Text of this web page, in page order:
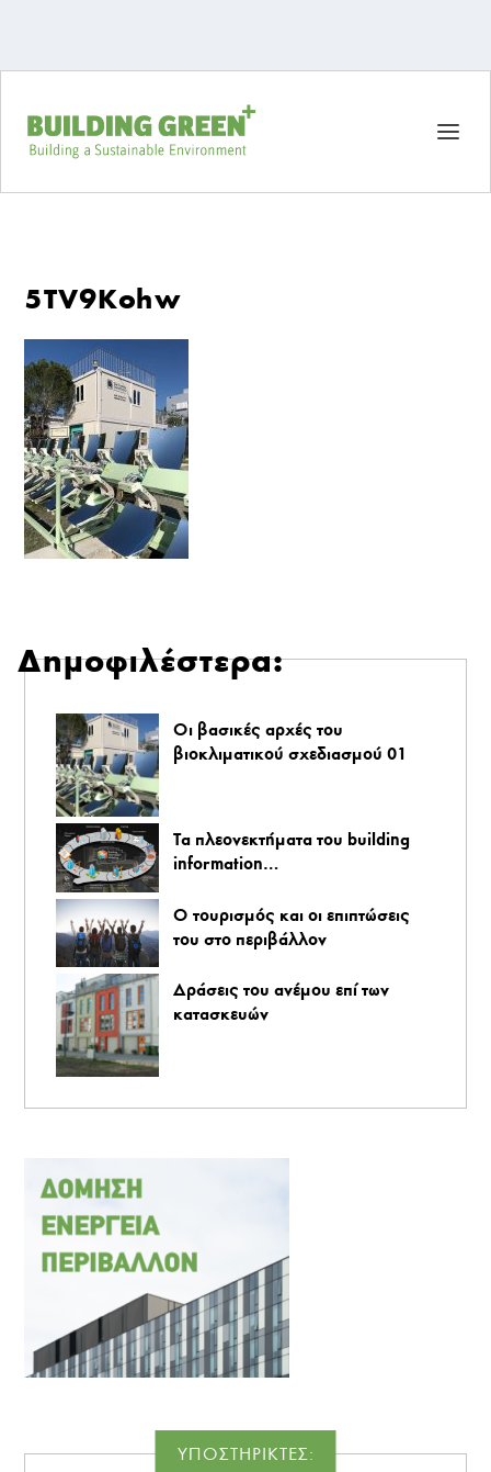
5TV9Kohw
Δημοφιλέστερα:
Οι βασικές αρχές του
βιοκλιματικού σχεδιασμού 01
Τα πλεονεκτήματα του building
information…
O τουρισμός και οι επιπτώσεις
του στο περιβάλλον
Δράσεις του ανέμου επί των
κατασκευών
ΥΠΟΣΤΗΡΙΚΤΕΣ: